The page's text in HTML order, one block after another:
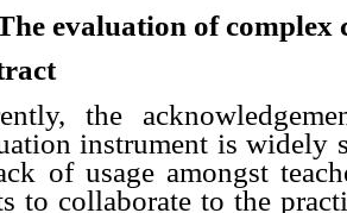
evaluation of complex
the
instrument is widely
of usage amongst
to collaborate to the